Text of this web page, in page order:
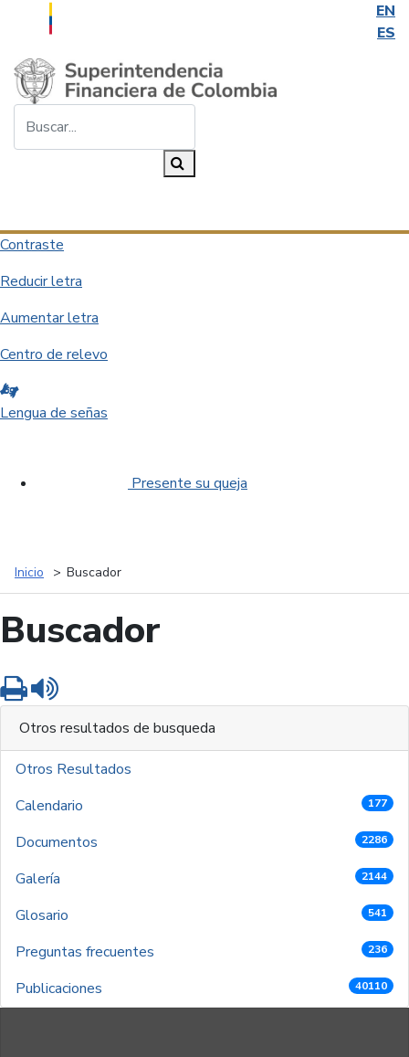
EN
ES
Saltar al contenido principal
Contraste
Reducir letra
Aumentar letra
Centro de relevo
Lengua de señas
Presente su queja
Inicio Buscador
Buscador
Imprimir
Otros resultados de busqueda
Otros Resultados
Calendario
177
Documentos 2286
Galería 2144
Glosario 541
Preguntas frecuentes 236
Publicaciones 40110